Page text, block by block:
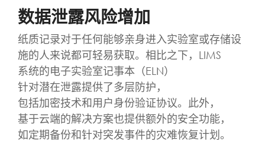
数据泄露风险增加
纸质记录对于任何能够亲身进入实验室或存储设
施的人来说都可轻易获取。相比之下，LIMS
系统的电子实验室记事本（ELN）
针对潜在泄露提供了多层防护，
包括加密技术和用户身份验证协议。此外，
基于云端的解决方案也提供额外的安全功能，
如定期备份和针对突发事件的灾难恢复计划。